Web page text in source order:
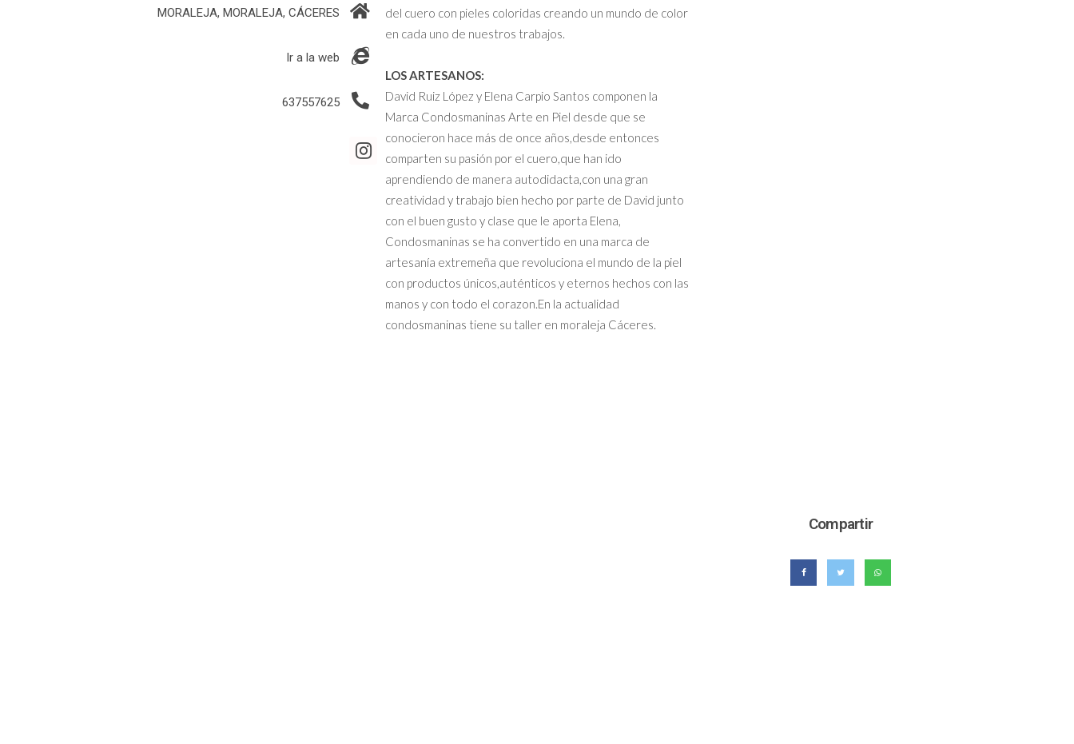
MORALEJA, MORALEJA, CÁCERES
Ir a la web
637557625
del cuero con pieles coloridas creando un mundo de color
en cada uno de nuestros trabajos.
LOS ARTESANOS:
David Ruiz López y Elena Carpio Santos componen la
Marca Condosmaninas Arte en Piel desde que se
conocieron hace más de once años,desde entonces
comparten su pasión por el cuero,que han ido
aprendiendo de manera autodidacta,con una gran
creatividad y trabajo bien hecho por parte de David junto
con el buen gusto y clase que le aporta Elena,
Condosmaninas se ha convertido en una marca de
artesanía extremeña que revoluciona el mundo de la piel
con productos únicos,auténticos y eternos hechos con las
manos y con todo el corazon.En la actualidad
condosmaninas tiene su taller en moraleja Cáceres.
Compartir